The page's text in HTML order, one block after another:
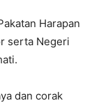
Harapan
serta Negeri
dan corak